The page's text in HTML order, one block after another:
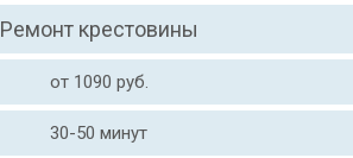
Ремонт крестовины
от 1090 руб.
30-50 минут